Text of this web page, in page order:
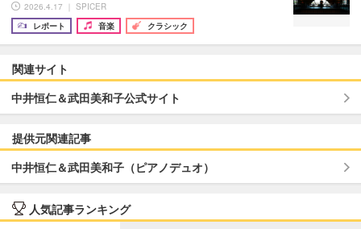
2026.4.17 ｜ SPICER
レポート
音楽 クラシック
関連サイト
中井恒仁＆武田美和子公式サイト
提供元関連記事
中井恒仁＆武田美和子（ピアノデュオ）
人気記事ランキング